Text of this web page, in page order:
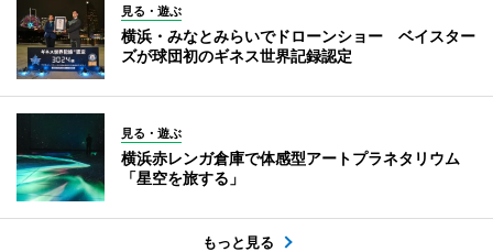
見る・遊ぶ
横浜・みなとみらいでドローンショー ベイスター
ズが球団初のギネス世界記録認定
見る・遊ぶ
横浜赤レンガ倉庫で体感型アートプラネタリウム
「星空を旅する」
もっと見る